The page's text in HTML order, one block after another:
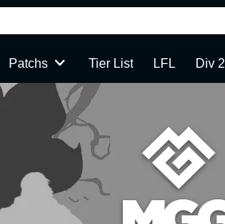
Patchs Tier List LFL Div 2